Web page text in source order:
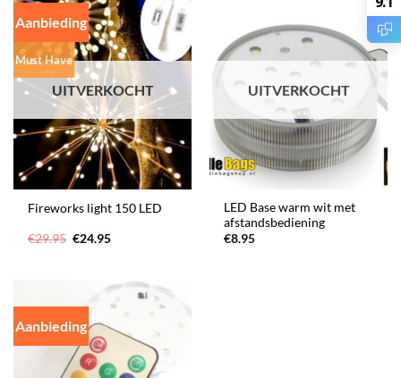
Aanbieding
Must Have
UITVERKOCHT
Fireworks light 150 LED
€29.95 Oorspronkelijke
€24.95Huidige
UITVERKOCHT
LED Base warm wit met
afstandsbediening
€8.95
Aanbieding